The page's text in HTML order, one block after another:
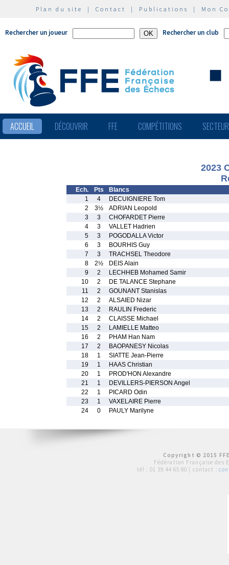
Plan du site | Contact | Publications | Mon
Rechercher un joueur Rechercher un club
ACCUEIL DÉCOUVRIR FFE COMPÉTITIONS
2023
Ech. Pts
Blancs
1
4
DECUIGNIERE Tom
2
3½
ADRIAN Leopold
3
3
CHOFARDET Pierre
4
3
VALLET Hadrien
5
3
POGODALLA Victor
6
3
BOURHIS Guy
7
3
TRACHSEL Theodore
8
2½
DEIS Alain
9
2
LECHHEB Mohamed Samir
10
2
DE TALANCE Stephane
11
2
GOUNANT Stanislas
12
2
ALSAIED Nizar
13
2
RAULIN Frederic
14
2
CLAISSE Michael
15
2
LAMIELLE Matteo
16
2
PHAM Han Nam
17
2
BAOPANESY Nicolas
18
1
SIATTE Jean-Pierre
19
1
HAAS Christian
20
1
PROD'HON Alexandre
21
1
DEVILLERS-PIERSON Angel
22
1
PICARD Odin
23
1
VAXELAIRE Pierre
24
0 PAULY Marilyne
Copyright © 2015
Fédération Française des
tél : 01 39 44 65 80 | contact :